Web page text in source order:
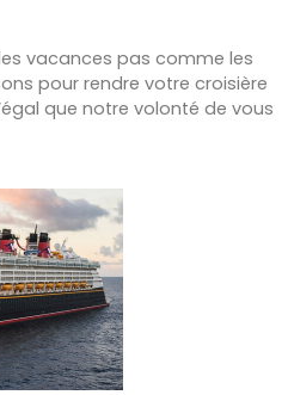
vacances pas comme les
pour rendre votre croisière
que notre volonté de vous